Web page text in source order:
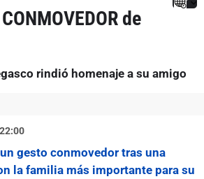
de
rindió homenaje a su amigo
22:00
gesto conmovedor tras una
la familia más importante para su